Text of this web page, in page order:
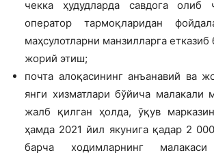
чекка ҳудудларда савдога
оператор тармоқларидан
маҳсулотларни манзилларга
жорий этиш;
почта алоқасининг анъанавий ва
янги хизматлари бўйича малакали
жалб қилган ҳолда, ўқув
ҳамда 2021 йил якунига қадар 2
барча ходимларнинг